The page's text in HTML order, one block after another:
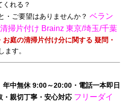
くれる？
・ご要望はありませんか？ ベラン
掃片付け Brainz 東京/埼玉/千葉
庭の清掃片付け分に関する 疑問・
ます。
年中無休 9:00～20:00・電話一本即日
・親切丁寧・安心対応 フリーダイ